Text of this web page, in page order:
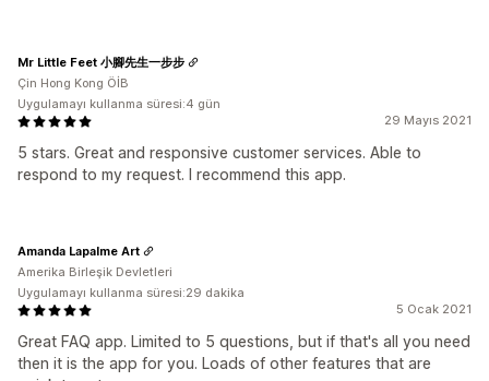
29 Mayıs 2021
5 stars. Great and responsive customer services. Able to
respond to my request. I recommend this app.
Mr Little Feet 小腳先生一步步
Çin Hong Kong ÖİB
Uygulamayı kullanma süresi:4 gün
5 Ocak 2021
Great FAQ app. Limited to 5 questions, but if that's all you need
then it is the app for you. Loads of other features that are
Amanda Lapalme Art
Amerika Birleşik Devletleri
Uygulamayı kullanma süresi:29 dakika